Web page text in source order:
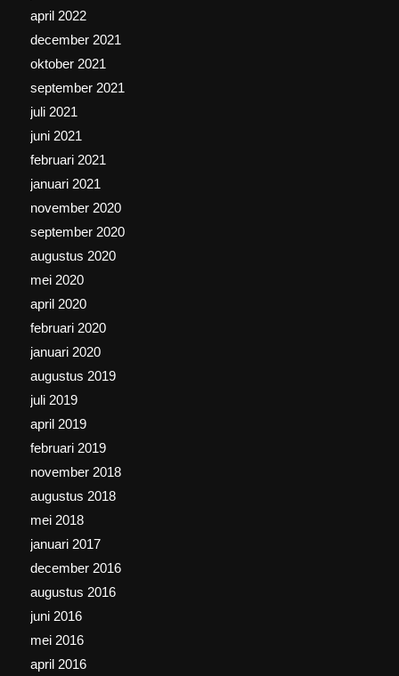
april 2022
december 2021
oktober 2021
september 2021
juli 2021
juni 2021
februari 2021
januari 2021
november 2020
september 2020
augustus 2020
mei 2020
april 2020
februari 2020
januari 2020
augustus 2019
juli 2019
april 2019
februari 2019
november 2018
augustus 2018
mei 2018
januari 2017
december 2016
augustus 2016
juni 2016
mei 2016
april 2016